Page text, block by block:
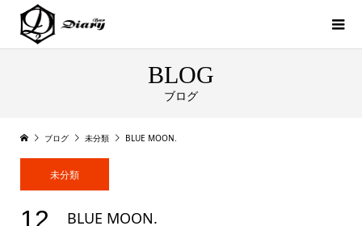
BLOG
ブログ
ブログ 未分類 BLUE MOON.
未分類
12 BLUE MOON.